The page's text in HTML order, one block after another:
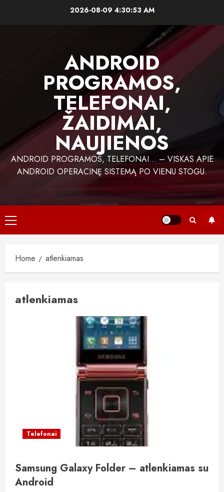
2026-08-09 4:30:54 AM
ANDROID
PROGRAMOS,
TELEFONAI,
ŽAIDIMAI,
NAUJIENOS
ANDROID PROGRAMOS, TELEFONAI… – VISKAS APIE
ANDROID OPERACINĘ SISTEMĄ PO VIENU STOGU.
Primary
Menu
Home atlenkiamas
atlenkiamas
Telefonai
Samsung Galaxy Folder – atlenkiamas su
Android